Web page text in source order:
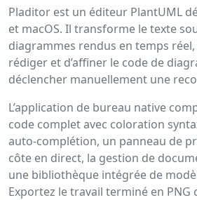
Pladitor est un éditeur PlantUML
et macOS. Il transforme le texte
diagrammes rendus en temps
rédiger et d’affiner le code de
déclencher manuellement une
L’application de bureau native
code complet avec coloration
auto-complétion, un panneau de
côte en direct, la gestion de
une bibliothèque intégrée de
Exportez le travail terminé en PNG